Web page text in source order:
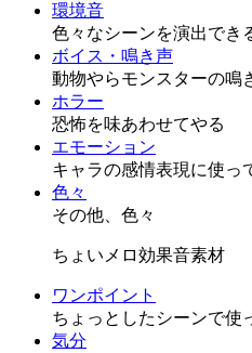
環境音
色々なシーンを演出でき
ボイス・鳴き声
動物やらモンスターの鳴
ホラー
恐怖を味あわせてやる
エモーション
キャラの感情表現に使っ
色々
その他、色々
ちょいメロ効果音素材
ワンポイント
ちょっとしたシーンで使
気分